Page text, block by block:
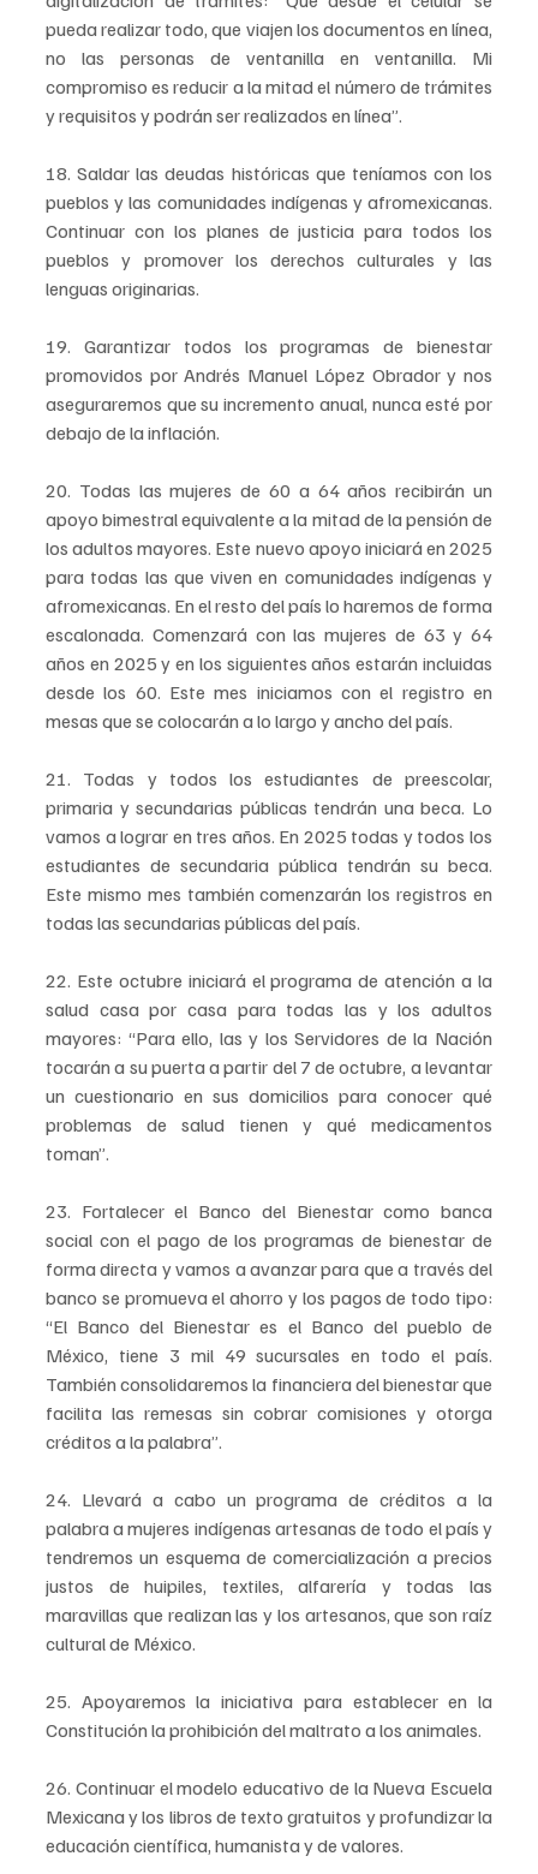
pueda realizar todo, que viajen los documentos en línea,
no las personas de ventanilla en ventanilla. Mi
compromiso es reducir a la mitad el número de trámites
y requisitos y podrán ser realizados en línea”.
18. Saldar las deudas históricas que teníamos con los
pueblos y las comunidades indígenas y afromexicanas.
Continuar con los planes de justicia para todos los
pueblos y promover los derechos culturales y las
lenguas originarias.
19. Garantizar todos los programas de bienestar
promovidos por Andrés Manuel López Obrador y nos
aseguraremos que su incremento anual, nunca esté por
debajo de la inflación.
20. Todas las mujeres de 60 a 64 años recibirán un
apoyo bimestral equivalente a la mitad de la pensión de
los adultos mayores. Este nuevo apoyo iniciará en 2025
para todas las que viven en comunidades indígenas y
afromexicanas. En el resto del país lo haremos de forma
escalonada. Comenzará con las mujeres de 63 y 64
años en 2025 y en los siguientes años estarán incluidas
desde los 60. Este mes iniciamos con el registro en
mesas que se colocarán a lo largo y ancho del país.
21. Todas y todos los estudiantes de preescolar,
primaria y secundarias públicas tendrán una beca. Lo
vamos a lograr en tres años. En 2025 todas y todos los
estudiantes de secundaria pública tendrán su beca.
Este mismo mes también comenzarán los registros en
todas las secundarias públicas del país.
22. Este octubre iniciará el programa de atención a la
salud casa por casa para todas las y los adultos
mayores: “Para ello, las y los Servidores de la Nación
tocarán a su puerta a partir del 7 de octubre, a levantar
un cuestionario en sus domicilios para conocer qué
problemas de salud tienen y qué medicamentos
toman”.
23. Fortalecer el Banco del Bienestar como banca
social con el pago de los programas de bienestar de
forma directa y vamos a avanzar para que a través del
banco se promueva el ahorro y los pagos de todo tipo:
“El Banco del Bienestar es el Banco del pueblo de
México, tiene 3 mil 49 sucursales en todo el país.
También consolidaremos la financiera del bienestar que
facilita las remesas sin cobrar comisiones y otorga
créditos a la palabra”.
24. Llevará a cabo un programa de créditos a la
palabra a mujeres indígenas artesanas de todo el país y
tendremos un esquema de comercialización a precios
justos de huipiles, textiles, alfarería y todas las
maravillas que realizan las y los artesanos, que son raíz
cultural de México.
25. Apoyaremos la iniciativa para establecer en la
Constitución la prohibición del maltrato a los animales.
26. Continuar el modelo educativo de la Nueva Escuela
Mexicana y los libros de texto gratuitos y profundizar la
educación científica, humanista y de valores.